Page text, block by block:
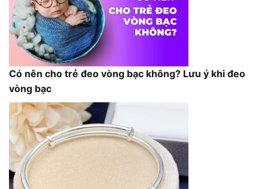
Có nên cho trẻ đeo vòng bạc không? Lưu ý khi đeo
vòng bạc